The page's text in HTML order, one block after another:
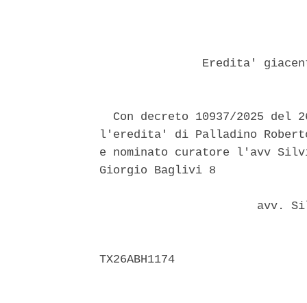
Eredita'
Con decreto 10937/2025 del
l'eredita' di Palladino Roberto
e nominato curatore l'avv
Giorgio Baglivi 8
avv.